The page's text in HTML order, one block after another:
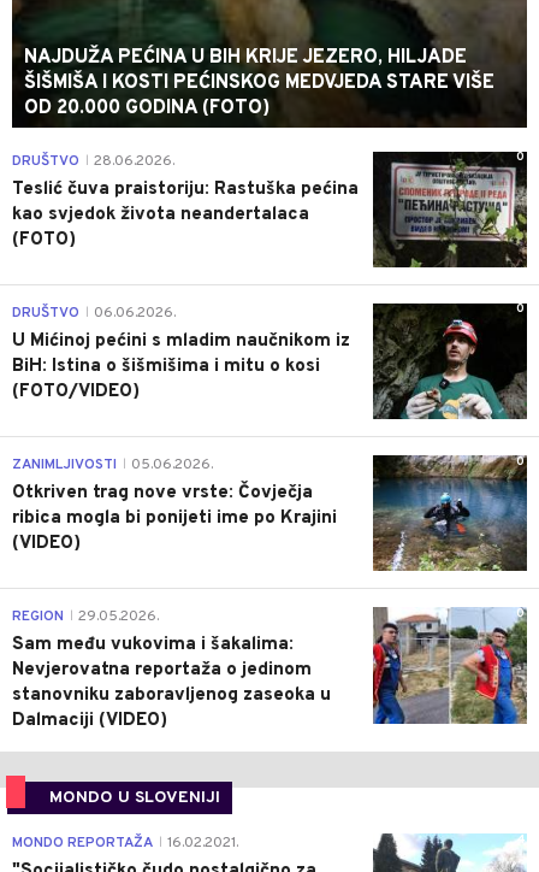
NAJDUŽA PEĆINA U BIH KRIJE JEZERO, HILJADE
ŠIŠMIŠA I KOSTI PEĆINSKOG MEDVJEDA STARE VIŠE
OD 20.000 GODINA (FOTO)
0
DRUŠTVO 28.06.2026.
Teslić čuva praistoriju: Rastuška pećina
kao svjedok života neandertalaca
(FOTO)
0
DRUŠTVO 06.06.2026.
U Mićinoj pećini s mladim naučnikom iz
BiH: Istina o šišmišima i mitu o kosi
(FOTO/VIDEO)
0
ZANIMLJIVOSTI 05.06.2026.
Otkriven trag nove vrste: Čovječja
ribica mogla bi ponijeti ime po Krajini
(VIDEO)
0
REGION 29.05.2026.
Sam među vukovima i šakalima:
Nevjerovatna reportaža o jedinom
stanovniku zaboravljenog zaseoka u
Dalmaciji (VIDEO)
MONDO U SLOVENIJI
4
MONDO REPORTAŽA 16.02.2021.